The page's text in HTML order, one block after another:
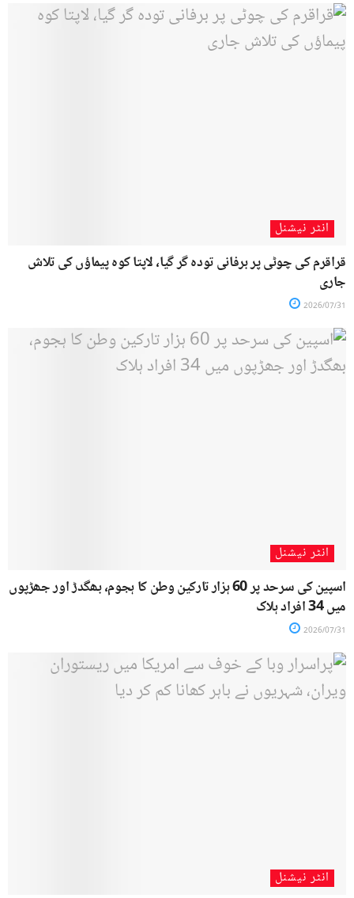
انٹر نیشنل
قراقرم کی چوٹی پر برفانی تودہ گر گیا، لاپتا کوہ پیماؤں کی تلاش
جاری
2026/07/31
انٹر نیشنل
اسپین کی سرحد پر 60 ہزار تارکین وطن کا ہجوم، بھگدڑ اور جھڑپوں
میں 34 افراد ہلاک
2026/07/31
انٹر نیشنل